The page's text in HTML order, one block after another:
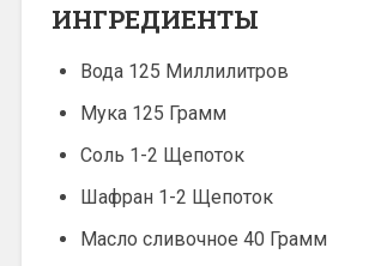
ИНГРЕДИЕНТЫ
Вода 125 Миллилитров
Мука 125 Грамм
Соль 1-2 Щепоток
Шафран 1-2 Щепоток
Масло сливочное 40 Грамм